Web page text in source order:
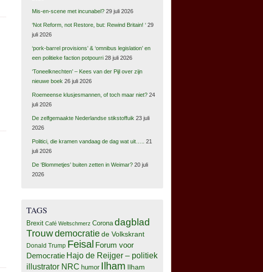
Mis-en-scene met incunabel? 29 juli 2026
‘Not Reform, not Restore, but: Rewind Britain! ‘ 29
juli 2026
‘pork-barrel provisions’ & ‘omnibus legislation’ en
een politieke faction potpourri 28 juli 2026
‘Toneelknechten’ – Kees van der Pijl over zijn
nieuwe boek 26 juli 2026
Roemeense klusjesmannen, of toch maar niet? 24
juli 2026
De zelfgemaakte Nederlandse stikstoffuik 23 juli
2026
Politici, die kramen vandaag de dag wat uit…..
21
juli 2026
De ‘Blommetjes’ buiten zetten in Weimar? 20 juli
2026
TAGS
Brexit Café Weltschmerz Corona dagblad
Trouwdemocratiede Volkskrant
Donald Trump Feisal Forum voor
Democratie Hajo de Reijger – politiek
illustrator NRC humor Ilham Ilham